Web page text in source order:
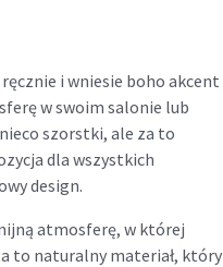
i wniesie boho akcent
w swoim salonie lub
szorstki, ale za to
dla wszystkich
design.
atmosferę, w której
to naturalny materiał, który